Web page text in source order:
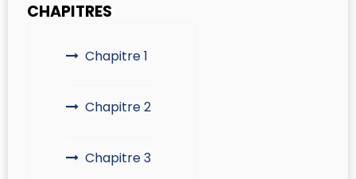
CHAPITRES
Chapitre 1
Chapitre 2
Chapitre 3